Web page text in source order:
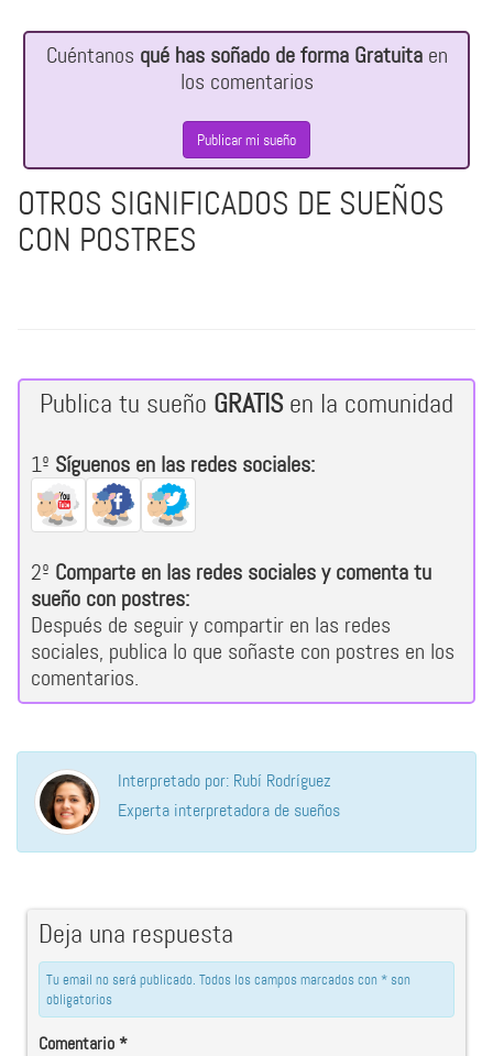
Cuéntanos qué has soñado de forma Gratuitaen
los comentarios
Publicar mi sueño
OTROS SIGNIFICADOS DE SUEÑOS
CON POSTRES
Publica tu sueño GRATISen la comunidad
1º Síguenos en las redes sociales:
2º Comparte en las redes sociales y comenta tu
sueño con postres:
Después de seguir y compartir en las redes
sociales, publica lo que soñaste con postres en los
comentarios.
Interpretado por: Rubí Rodríguez
Experta interpretadora de sueños
Deja una respuesta
Tu email no será publicado. Todos los campos marcados con * son
obligatorios
Comentario*